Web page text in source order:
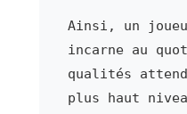
Ainsi, un
incarne au
qualités
plus haut